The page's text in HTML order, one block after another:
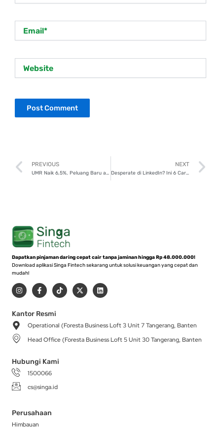
Prev
PREVIOUS NEXT
Desperate di LinkedIn? Ini 6 Cara Unik Gen Z Dilirik HRD
Dapatkan pinjaman daring cepat cair tanpa jaminan hingga Rp 48.000.000!
Download aplikasi Singa Fintech sekarang untuk solusi keuangan yang cepat dan
mudah!
I
n
s
a
g
r
a
m
F
a
c
b
o
-
T
i
k
X
-
t
t
r
L
i
n
i
Kantor Resmi
Operational (Foresta Business Loft 3 Unit 7 Tangerang, Banten
Head Office (Foresta Business Loft 5 Unit 30 Tangerang, Banten
Hubungi Kami
1500066
cs@singa.id
Perusahaan
Himbauan